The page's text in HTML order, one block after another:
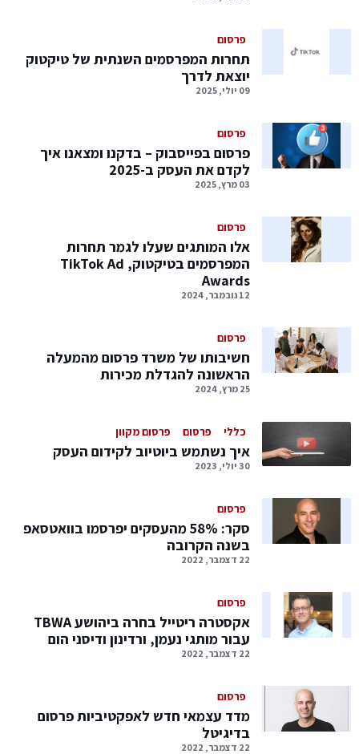
פרסום
תחרות המפרסמים השנתית של טיקטוק
יוצאת לדרך
09 יולי, 2025
פרסום
פרסום בפייסבוק – בדקנו ומצאנו איך
לקדם את העסק ב-2025
03 מרץ, 2025
פרסום
אלו המותגים שעלו לגמר תחרות
המפרסמים בטיקטוק, TikTok Ad
Awards
12 נובמבר, 2024
פרסום
חשיבותו של משרד פרסום מהמעלה
הראשונה להגדלת מכירות
25 מרץ, 2024
כללי פרסום פרסום מקוון
איך נשתמש ביוטיוב לקידום העסק
30 יולי, 2023
פרסום
סקר: 58% מהעסקים יפרסמו בוואטסאפ
בשנה הקרובה
22 דצמבר, 2022
פרסום
אקסטרה ריטייל בחרה ביהושע TBWA
עבור מותגי נעמן, ורדינון ודיסני הום
22 דצמבר, 2022
פרסום
מדד עצמאי חדש לאפקטיביות פרסום
בדיגיטל
22 דצמבר, 2022